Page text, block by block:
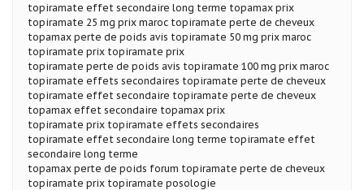
topiramate effet secondaire long terme topamax prix
topiramate 25 mg prix maroc topiramate perte de cheveux
topamax perte de poids avis topiramate 50 mg prix maroc
topiramate prix topiramate prix
topiramate perte de poids avis topiramate 100 mg prix maroc
topiramate effets secondaires topiramate perte de cheveux
topiramate effet secondaire topiramate perte de cheveux
topamax effet secondaire topamax prix
topiramate prix topiramate effets secondaires
topiramate effet secondaire long terme topiramate effet
secondaire long terme
topamax perte de poids forum topiramate perte de cheveux
topiramate prix topiramate posologie